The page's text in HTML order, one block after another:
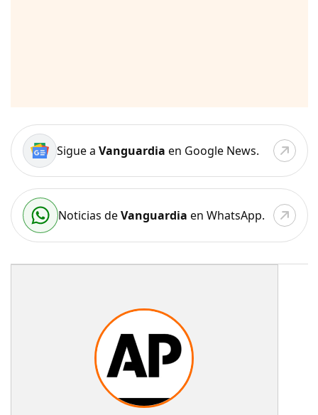
Sigue a Vanguardia en Google News.
Noticias deVanguardia en WhatsApp.